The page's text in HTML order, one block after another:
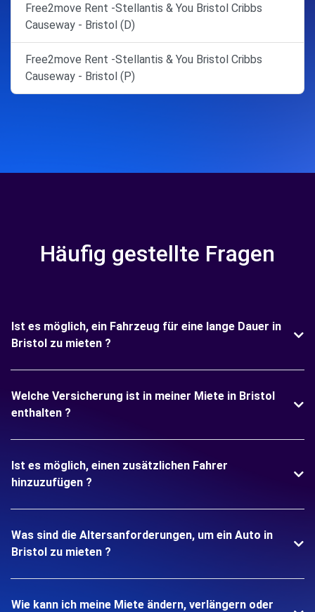
Free2move Rent -Stellantis & You Bristol Cribbs
Causeway - Bristol (D)
Free2move Rent -Stellantis & You Bristol Cribbs
Causeway - Bristol (P)
Häufig gestellte Fragen
Ist es möglich, ein Fahrzeug für eine lange Dauer in
Bristol zu mieten ?
Welche Versicherung ist in meiner Miete in Bristol
enthalten ?
Ist es möglich, einen zusätzlichen Fahrer
hinzuzufügen ?
Was sind die Altersanforderungen, um ein Auto in
Bristol zu mieten ?
Wie kann ich meine Miete ändern, verlängern oder